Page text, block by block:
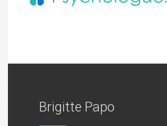
Brigitte Papo